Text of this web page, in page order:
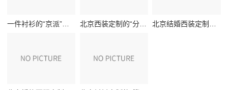
北京西装定制的“分寸感”实测：当婚礼与职场共用一套战袍